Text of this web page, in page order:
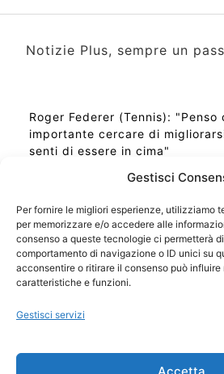
Gestisci
Per fornire le migliori esperienze, utilizziamo
per memorizzare e/o accedere alle
consenso a queste tecnologie ci permetterà
comportamento di navigazione o ID unici su
acconsentire o ritirare il consenso può
caratteristiche e funzioni.
Gestisci servizi
Accetta
Notizie Plus, sempre un
Roger Federer (Tennis): "Penso
importante cercare di
senti di essere in cima"
Ora Esatta in Italia in questo
Ti Senti Strano Ultimamente?
la Risonanza di Schumann
Come Sapere Se Stai
Copyright 2026 NotiziePlus.com